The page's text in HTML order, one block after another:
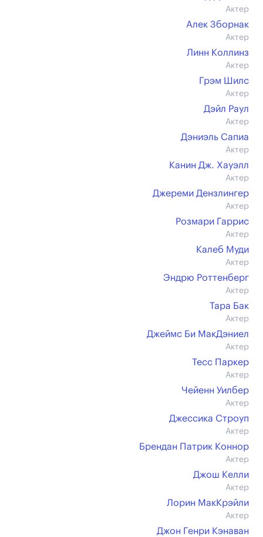
Актер
Алек Зборнак
Актер
Линн Коллинз
Актер
Грэм Шилс
Актер
Дэйл Раул
Актер
Дэниэль Сапиа
Актер
Канин Дж. Хауэлл
Актер
Джереми Дензлингер
Актер
Розмари Гаррис
Актер
Калеб Муди
Актер
Эндрю Роттенберг
Актер
Тара Бак
Актер
Джеймс Би МакДэниел
Актер
Тесс Паркер
Актер
Чейенн Уилбер
Актер
Джессика Строуп
Актер
Брендан Патрик Коннор
Актер
Джош Келли
Актер
Лорин МакКрэйли
Актер
Джон Генри Кэнаван